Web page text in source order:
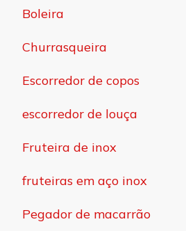
Boleira
Churrasqueira
Escorredor de copos
escorredor de louça
Fruteira de inox
fruteiras em aço inox
Pegador de macarrão